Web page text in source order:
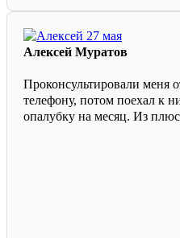
Алексей Муратов
Проконсультировали меня
телефону, потом поехал к
опалубку на месяц. Из